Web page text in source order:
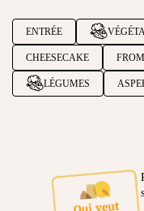
ENTRÉE
CHEESECAKE
LÉGUMES